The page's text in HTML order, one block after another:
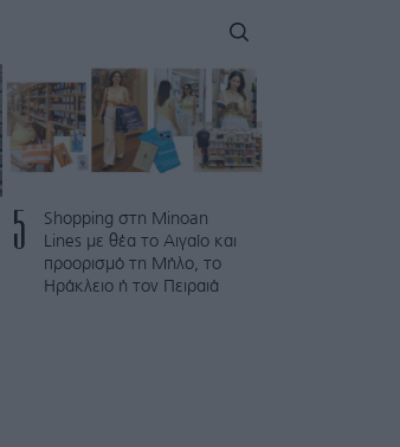
5
Shopping στη Minoan
Lines με θέα το Αιγαίο και
προορισμό τη Μήλο, το
Ηράκλειο ή τον Πειραιά